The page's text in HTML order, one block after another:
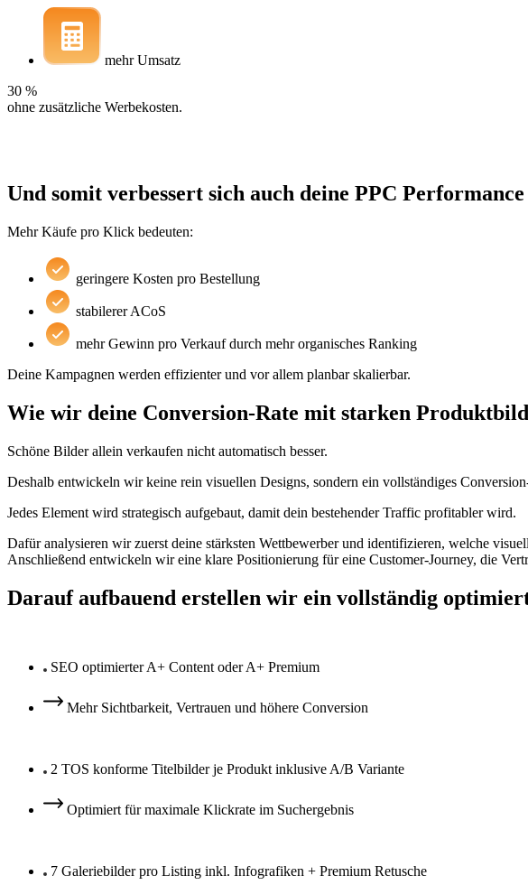
mehr Umsatz
30 %
ohne zusätzliche Werbekosten.
Und somit verbessert sich auch deine PPC Performance
Mehr Käufe pro Klick bedeuten:
geringere Kosten pro Bestellung
stabilerer ACoS
mehr Gewinn pro Verkauf durch mehr organisches Ranking
Deine Kampagnen werden effizienter und vor allem planbar skalierbar.
Wie wir deine Conversion-Rate mit starken
Schöne Bilder allein verkaufen nicht automatisch besser.
Deshalb entwickeln wir keine rein visuellen Designs, sondern ein vollständiges
Jedes Element wird strategisch aufgebaut, damit dein bestehender Traffic profitabler wird.
Dafür analysieren wir zuerst deine stärksten Wettbewerber und identifizieren, welche
Anschließend entwickeln wir eine klare Positionierung für eine Customer-Journey, die
Darauf aufbauend erstellen wir ein vollständig
SEO optimierter A+ Content oder A+ Premium
Mehr Sichtbarkeit, Vertrauen und höhere Conversion
2 TOS konforme Titelbilder je Produkt inklusive A/B Variante
Optimiert für maximale Klickrate im Suchergebnis
7 Galeriebilder pro Listing inkl. Infografiken + Premium Retusche